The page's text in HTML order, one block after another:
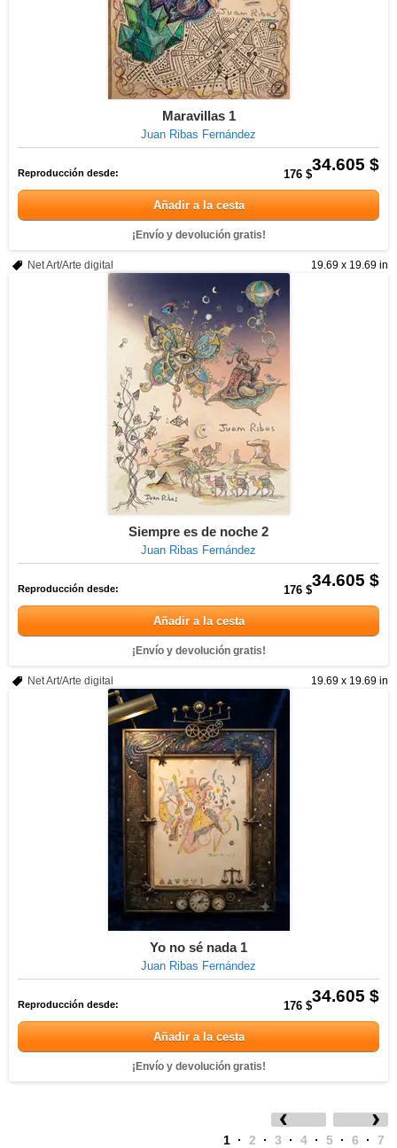
Maravillas 1
Juan Ribas Fernández
34.605 $
Reproducción desde: 176 $
Añadir a la cesta
¡Envío y devolución gratis!
19.69 x 19.69 in
Net Art/Arte digital
Siempre es de noche 2
Juan Ribas Fernández
34.605 $
Reproducción desde: 176 $
Añadir a la cesta
¡Envío y devolución gratis!
19.69 x 19.69 in
Net Art/Arte digital
Yo no sé nada 1
Juan Ribas Fernández
34.605 $
Reproducción desde: 176 $
Añadir a la cesta
¡Envío y devolución gratis!
1 · 2 · 3 · 4 · 5 · 6 · 7